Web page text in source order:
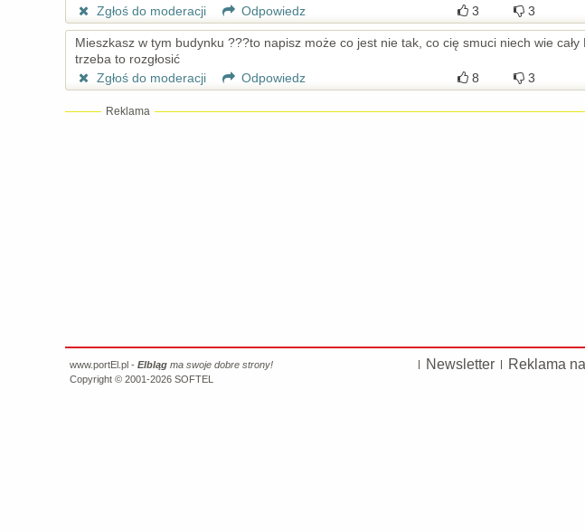
Zgłoś do moderacji
Odpowiedz 3 3
Mieszkasz w tym budynku ???to napisz może co jest nie tak, co cię smuci niech wie cały
trzeba to rozgłosić
Zgłoś do moderacji
Odpowiedz 8 3
Reklama
Newsletter Reklama
www.portEl.pl - Elbląg ma swoje dobre strony!
Copyright © 2001-2026 SOFTEL